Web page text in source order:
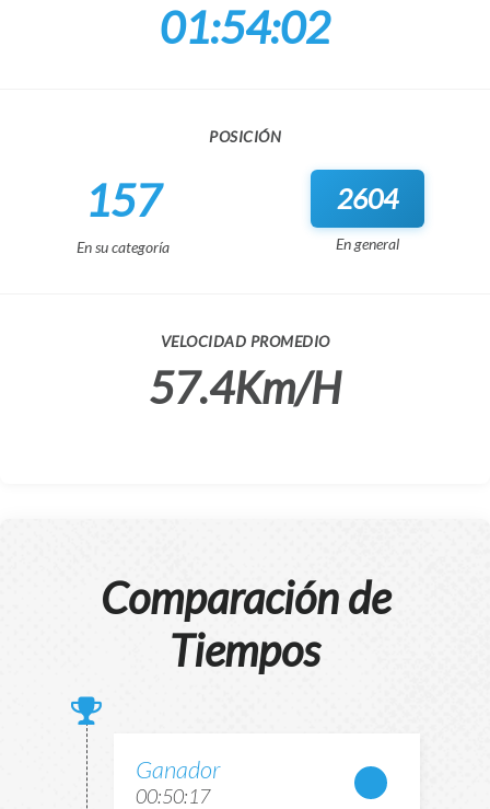
01:54:02
POSICIÓN
157
En su categoría
2604
En general
VELOCIDAD PROMEDIO
57.4Km/H
Comparación de
Tiempos
Ganador
00:50:17